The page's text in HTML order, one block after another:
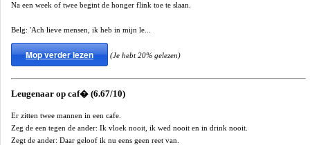
Na een week of twee begint de honger flink toe te slaan.
Belg: 'Ach lieve mensen, ik heb in mijn le...
Mop verder lezen (Je hebt 20% gelezen)
Leugenaar op caf� (6.67/10)
Er zitten twee mannen in een cafe.
Zeg de een tegen de ander: Ik vloek nooit, ik wed nooit en in drink nooit.
Zegt de ander: Daar geloof ik nu eens geen reet van.